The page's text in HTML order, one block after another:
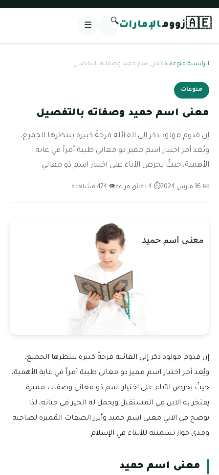
🇦🇪زوومالإمارات🔍
☰
الرئيسية/منوعات/معنى اسم حميد وصفاته بالتفصيل
منوعات
معنى اسم حميد وصفاته بالتفصيل
إن قدوم مولود ذكر إلى العائلة فرحةً كبيرة ينتظرها الجميع،
ويُعد أمر اختيار اسم مميز ذو معاني طيبة أمراً في غاية
الأهمية، حيثُ يحرص الآباء على اختيار اسم ذو معاني
📅 16 مارس 2024 ⏱ 4 دقائق قراءة 👁 474 مشاهدة
إن قدوم مولود ذكر إلى العائلة فرحةً كبيرة ينتظرها الجميع،
ويُعد أمر اختيار اسم مميز ذو معاني طيبة أمراً في غاية الأهمية،
حيثُ يحرص الآباء على اختيار اسم ذو معاني وصفات مميزة
يفتخر به الابن في المستقبل ويحمل له الخير في حياته، لذا
نوضح في الآتي معنى اسم حميد وأبرز الصفات المُميزة لصاحبه
ومدى جواز تسميته للأبناء في الإسلام.
معنى اسم حميد